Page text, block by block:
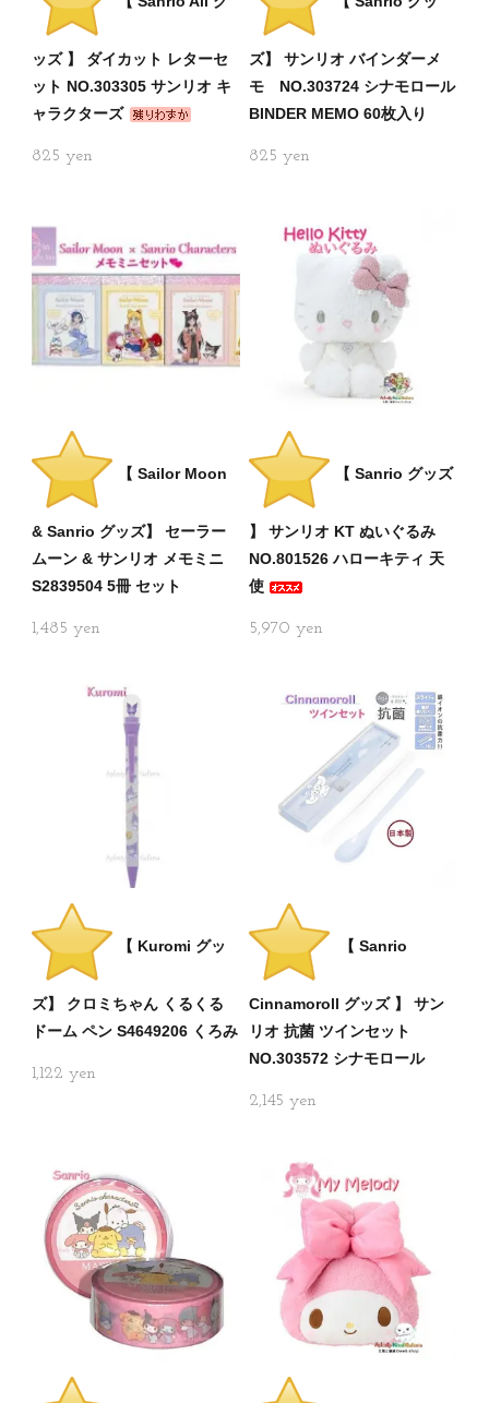
ッズ 】 ダイカット レターセ
ット NO.303305 サンリオ キ
ャラクターズ
825
ズ】 サンリオ バインダーメ
モ NO.303724 シナモロール
BINDER MEMO 60枚入り
825
【 Sailor Moon
& Sanrio グッズ】 セーラー
ムーン & サンリオ メモミニ
S2839504 5冊 セット
1,485
【 Sanrio グッズ
】 サンリオ KT ぬいぐるみ
NO.801526 ハローキティ 天
使
5,970
【 Kuromi グッ
ズ】 クロミちゃん くるくる
ドーム ペン S4649206 くろみ
1,122
【 Sanrio
Cinnamoroll グッズ 】 サン
リオ 抗菌 ツインセット
NO.303572 シナモロール
2,145